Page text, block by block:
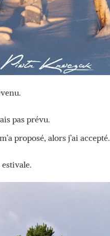
pas prévu.
proposé, alors j’ai accepté.